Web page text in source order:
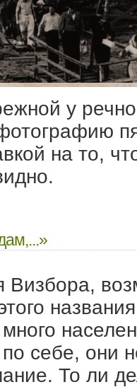
у
на то,
Визбора,
по себе, они
То ли